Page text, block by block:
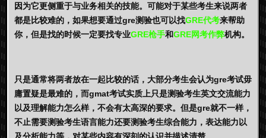
因为它更侧重于与业务相关的技能。可能对于某些考生来说两者
都是比较难的，如果想要通过gre测验也可以找GRE代考来帮助
你，但是找的时候一定要找专业GRE枪手和GRE网考作弊机构。
只是通常将两者放在一起比较的话，大部分考生会认为gre考试毋
庸置疑是最难的，而gmat考试实质上只是测验考生英文交流能力
以及理解能力怎么样，不会有太高深的要求。但是gre就不一样，
不止需要测验考生语言能力还要测验考生综合能力，表达能力以
及分析能力等，对某些内容有深刻的认识并描述清楚。